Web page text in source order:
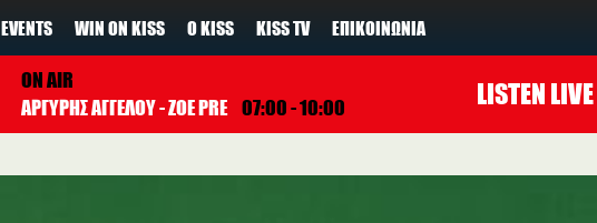
EVENTS WIN ON KISS Ο KISS KISS TV ΕΠΙΚΟΙΝΩΝΊΑ
ON AIR
ΑΡΓΥΡΗΣ ΑΓΓΕΛΟΥ - ZOE PRE 07:00 - 10:00 LISTEN LIVE